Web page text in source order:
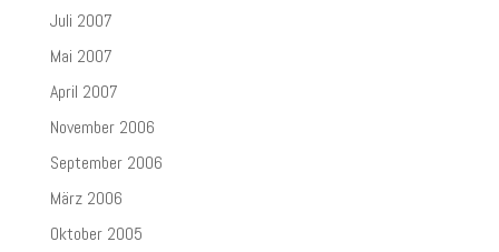
Juli 2007
Mai 2007
April 2007
November 2006
September 2006
März 2006
Oktober 2005